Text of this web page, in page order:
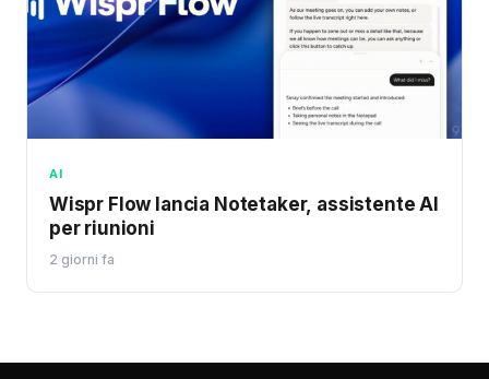
AI
Wispr Flow lancia Notetaker, assistente AI
per riunioni
2 giorni fa